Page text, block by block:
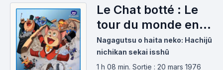
Le Chat botté : Le
tour du monde en
80 jours (1976)
Nagagutsu o haita neko: Hachijû
nichikan sekai isshû
1 h 08 min. Sortie : 20 mars 1976